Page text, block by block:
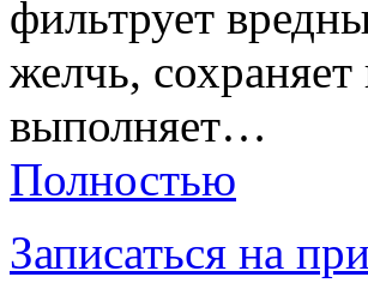
фильтрует
желчь,
выполняет…
Полностью
Записаться на